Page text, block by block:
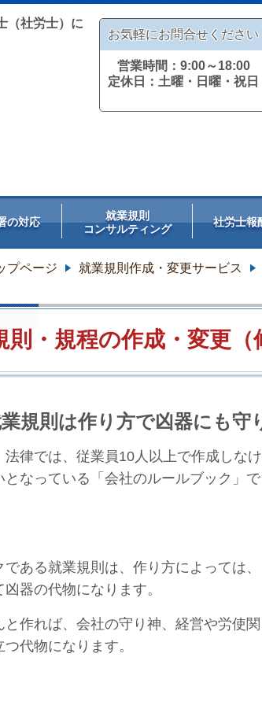
（社労士）に
お気軽にお問合せください
営業時間：9:00～18:00
定休日：土曜・日曜・祝日
の対応
就業規則
コンサルティング
社労士報
プページ 就業規則作成・変更サービス
則・規程の作成・変更（
規則は作り方で凶器にも守
法律では、従業員10人以上で作成しなけ
となっている「会社のルールブック」で
ある就業規則は、作り方によっては、
器の代物になります。
と作れば、会社の守り神、経営や労使関
代物になります。